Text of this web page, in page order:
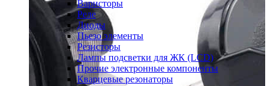
Варисторы
Реле
Диоды
Пьезо элементы
Резисторы
Лампы подсветки для ЖК (LCD)
Прочие электронные компоненты
Кварцевые резонаторы